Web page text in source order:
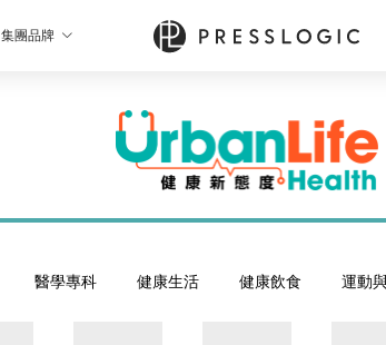
集團品牌
醫學專科 健康生活 健康飲食 運動